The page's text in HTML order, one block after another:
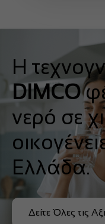
Η
DIMCO
νερό σε
Ελλάδα.
Δείτε Όλες τις